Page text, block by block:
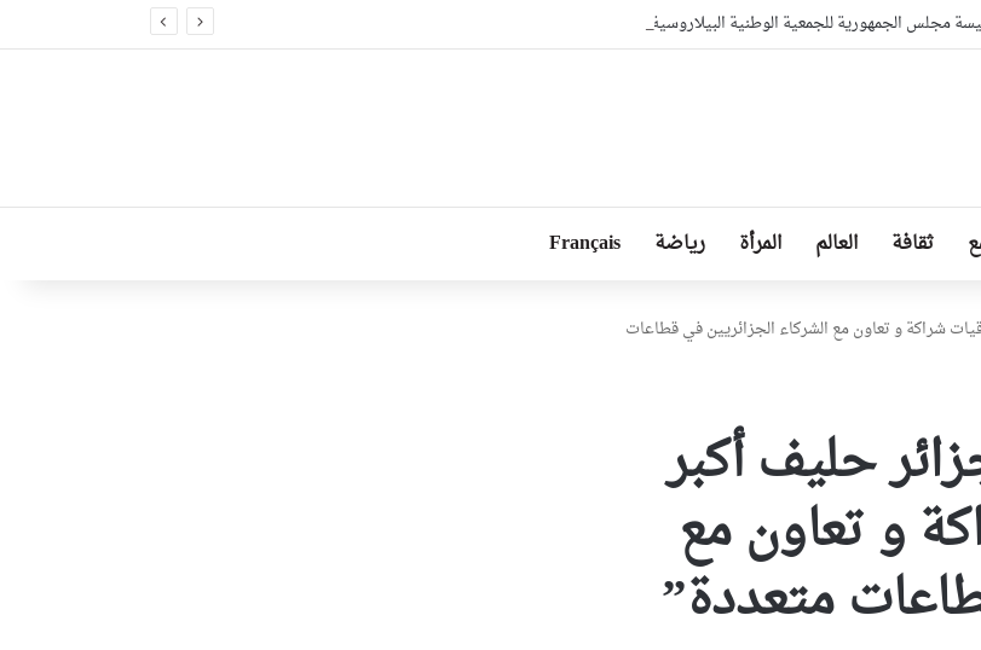
مجلس الجمهورية للجمعية الوطنية البيلاروسية
ثقافة العالم المرأة رياضة Français
شراكة و تعاون مع الشركاء الجزائريين في قطاعات
حليف أكبر
و تعاون مع
متعددة”